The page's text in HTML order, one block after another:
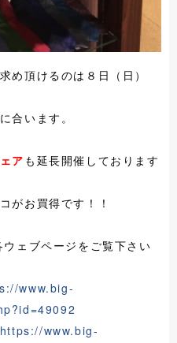
め頂けるのは８日（日）
合います。
ア も延長開催しております
がお買得です！！
ェブページをご覧下さい
www.big-
https://www.big-